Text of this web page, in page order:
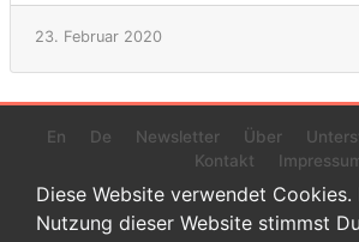
23. Februar 2020
En De Newsletter Über
Kontakt
Diese Website verwendet
Nutzung dieser Website stimmst